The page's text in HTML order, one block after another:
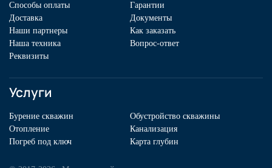
Способы оплаты
Гарантии
Доставка
Документы
Наши партнеры
Как заказать
Наша техника
Вопрос-ответ
Реквизиты
Услуги
Бурение скважин
Обустройство скважины
Отопление
Канализация
Погреб под ключ
Карта глубин